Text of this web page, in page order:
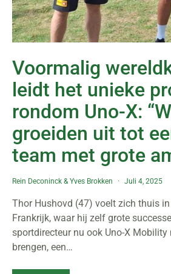
Voormalig
leidt het unieke
rondom Uno-X:
groeiden uit tot
team met grote
Rein Deconinck &Yves Brokken Juli 4, 2025
Thor Hushovd (47) voelt zich thuis in
Frankrijk, waar hij zelf grote
sportdirecteur nu ook Uno-X Mobility
brengen, een…